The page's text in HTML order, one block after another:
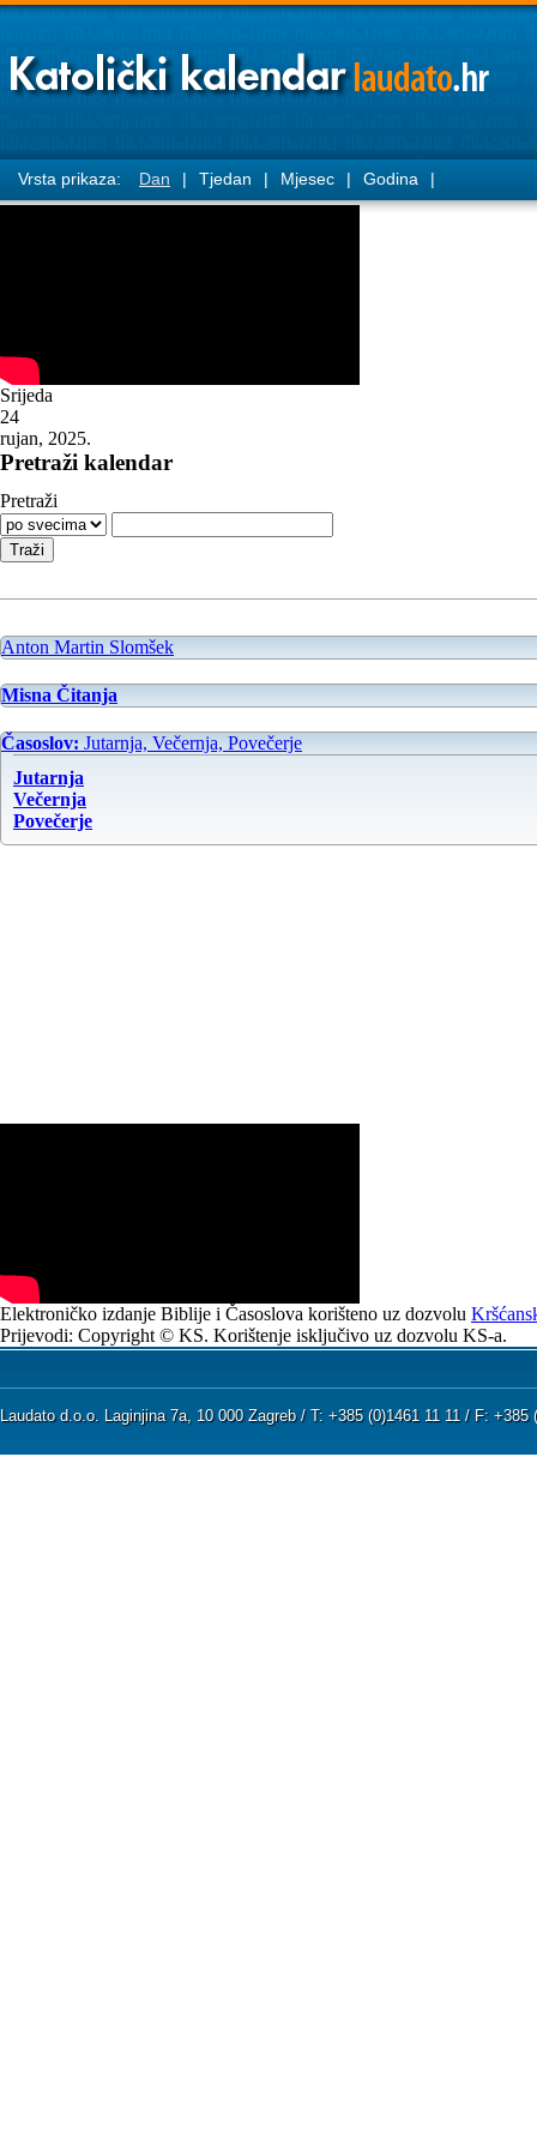
Vrsta prikaza: Dan | Tjedan | Mjesec | Godina |
Srijeda
24
rujan, 2025.
Pretraži kalendar
Pretraži
Anton Martin Slomšek
Misna Čitanja
Časoslov: Jutarnja, Večernja, Povečerje
Jutarnja
Večernja
Povečerje
Elektroničko izdanje Biblije i Časoslova korišteno uz dozvolu
Prijevodi: Copyright © KS. Korištenje isključivo uz dozvolu KS-a.
Laudato d.o.o. Laginjina 7a, 10 000 Zagreb / T: +385 (0)1461 11 11 / F: